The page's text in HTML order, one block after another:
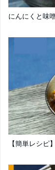
にんにくと味
【簡単レシピ